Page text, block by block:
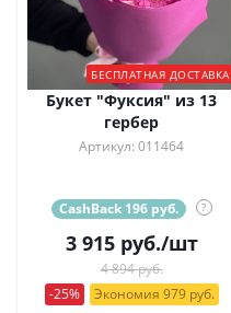
БЕСПЛАТНАЯ ДОСТАВКА
Букет "Фуксия" из 13
гербер
Артикул: 011464
CashBack 196 руб. ?
3 915руб./шт
4 894 руб.
-25%
Экономия 979 руб.